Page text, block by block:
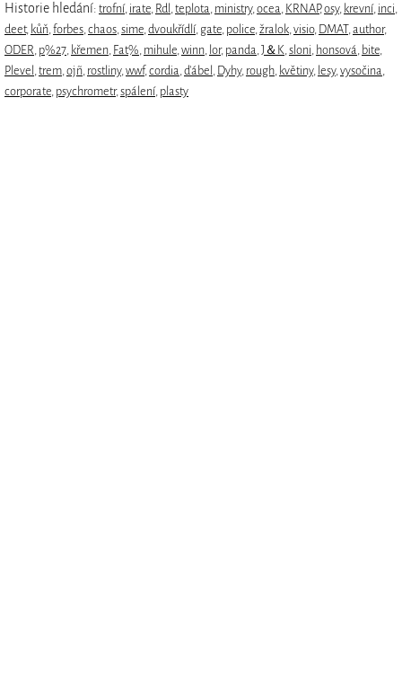
Historie hledání: trofní, irate, Rdl ,teplota, ministry,ocea, KRNAP,osy, krevní, inci,
deet, kůň,forbes,chaos,sime,dvoukřídlí, gate, police,žralok,visio, DMAT,author,
ODER, p%27, křemen, Fat%, mihule,winn, lor, panda,J＆K,sloni, honsová, bite,
Plevel ,trem,ojñ, rostliny,wwf,cordia,ďábel , Dyhy, rough, květiny, lesy,vysočina,
corporate, psychrometr,spálení, plasty